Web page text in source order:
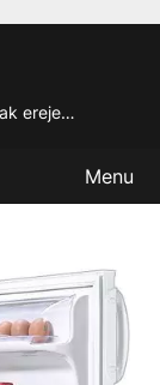
ereje…
Menu